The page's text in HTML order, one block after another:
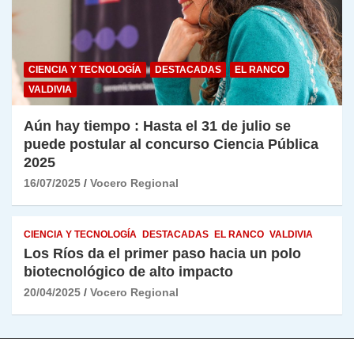
CIENCIA Y TECNOLOGÍA DESTACADAS
EL RANCO
VALDIVIA
Aún hay tiempo : Hasta el 31 de julio se
puede postular al concurso Ciencia Pública
2025
16/07/2025 Vocero Regional
CIENCIA Y TECNOLOGÍA DESTACADAS EL RANCO VALDIVIA
Los Ríos da el primer paso hacia un polo
biotecnológico de alto impacto
20/04/2025 Vocero Regional